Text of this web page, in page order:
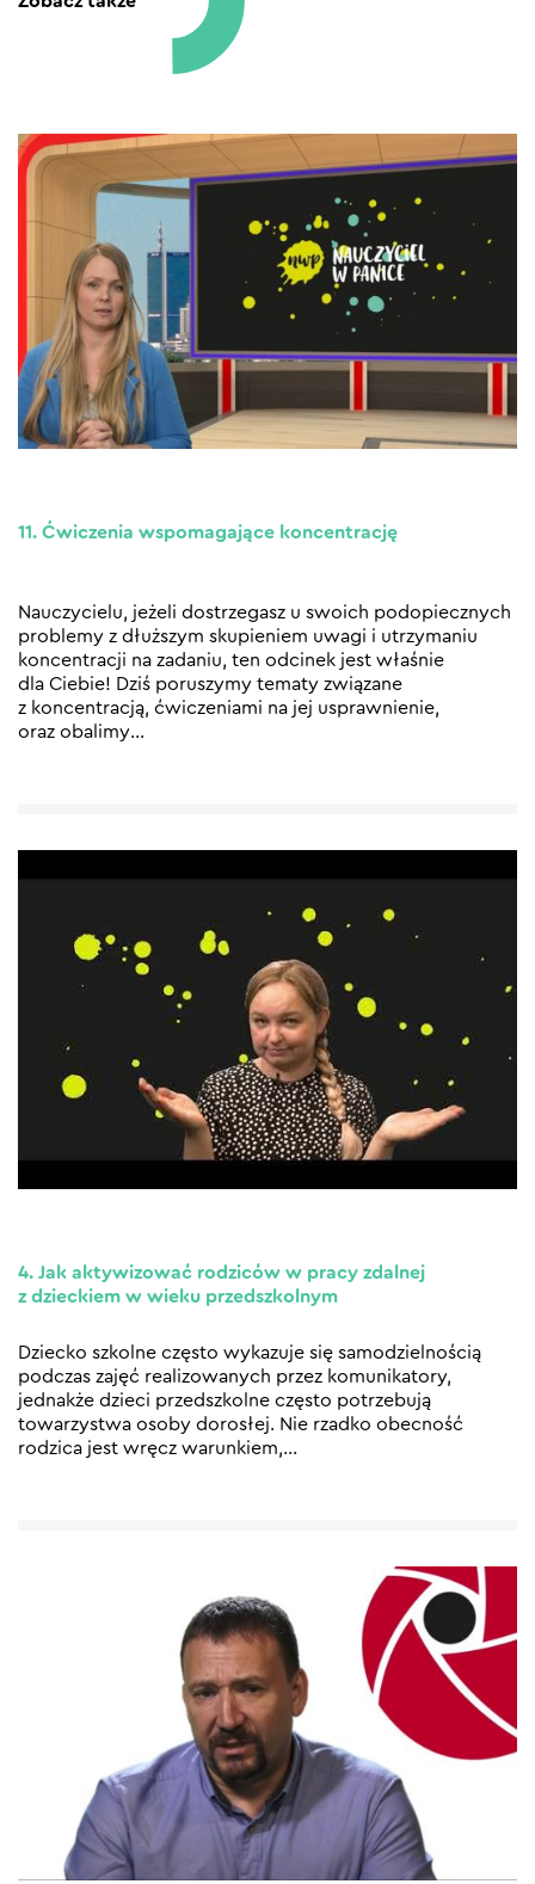
11. Ćwiczenia wspomagające koncentrację
Nauczycielu, jeżeli dostrzegasz u swoich podopiecznych
problemy z dłuższym skupieniem uwagi i utrzymaniu
koncentracji na zadaniu, ten odcinek jest właśnie
dla Ciebie! Dziś poruszymy tematy związane
z koncentracją, ćwiczeniami na jej usprawnienie,
oraz obalimy…
4. Jak aktywizować rodziców w pracy zdalnej
z dzieckiem w wieku przedszkolnym
Dziecko szkolne często wykazuje się samodzielnością
podczas zajęć realizowanych przez komunikatory,
jednakże dzieci przedszkolne często potrzebują
towarzystwa osoby dorosłej. Nie rzadko obecność
rodzica jest wręcz warunkiem,…